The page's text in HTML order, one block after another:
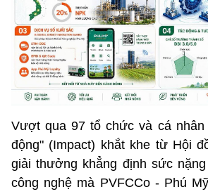
Vượt qua 97 tổ chức và cá
động" (Impact) khắt khe từ Hội
giải thưởng khẳng định sức
công nghệ mà PVFCCo - Phú